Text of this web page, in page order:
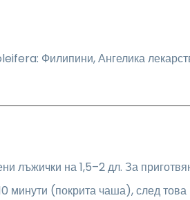
Филипини, Ангелика
лъжички на 1,5–2 дл. За
минути (покрита чаша), след това